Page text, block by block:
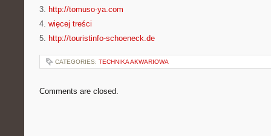
3. http://tomuso-ya.com
4. więcej treści
5. http://touristinfo-schoeneck.de
CATEGORIES: TECHNIKA AKWARIOWA
Comments are closed.